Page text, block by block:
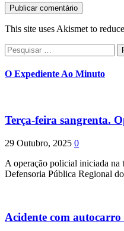
This site uses Akismet to
Pesquisar
por:
O Expediente Ao Minuto
Terça-feira sangrenta.
29 Outubro, 2025 0
A operação policial iniciada na
Defensoria Pública Regional
Acidente com autocarro